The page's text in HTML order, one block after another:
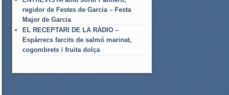
regidor de Festes de Garcia – Festa
Major de Garcia
EL RECEPTARI DE LA RÀDIO –
Espàrrecs farcits de salmó marinat,
cogombrets i fruita dolça